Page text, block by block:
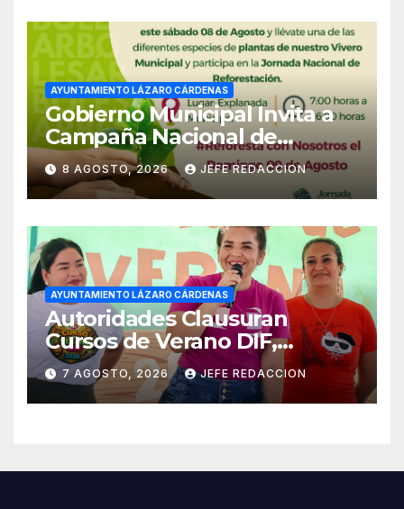
AYUNTAMIENTO LÁZARO CÁRDENAS
Gobierno Municipal Invita a
Campaña Nacional de
Reforestación
8 AGOSTO, 2026 JEFE REDACCION
AYUNTAMIENTO LÁZARO CÁRDENAS
Autoridades Clausuran
Cursos de Verano DIF,
Seguridad Pública y Casa de
Cultura 2026
7 AGOSTO, 2026 JEFE REDACCION